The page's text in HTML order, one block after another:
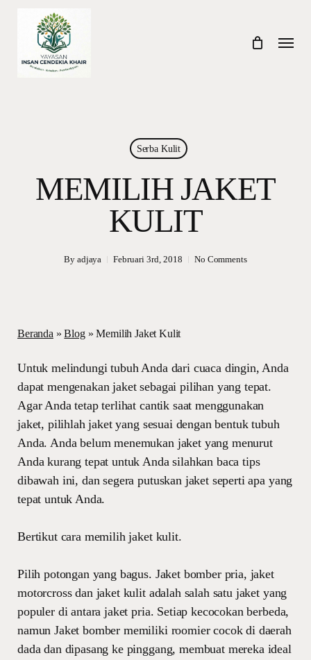
content
Menu
Serba Kulit
MEMILIH JAKET
KULIT
By adjaya Februari 3rd, 2018 No Comments
Beranda »Blog»Memilih Jaket Kulit
Untuk melindungi tubuh Anda dari cuaca dingin, Anda
dapat mengenakan jaket sebagai pilihan yang tepat.
Agar Anda tetap terlihat cantik saat menggunakan
jaket, pilihlah jaket yang sesuai dengan bentuk tubuh
Anda. Anda belum menemukan jaket yang menurut
Anda kurang tepat untuk Anda silahkan baca tips
dibawah ini, dan segera putuskan jaket seperti apa yang
tepat untuk Anda.
Bertikut cara memilih jaket kulit.
Pilih potongan yang bagus. Jaket bomber pria, jaket
motorcross dan jaket kulit adalah salah satu jaket yang
populer di antara jaket pria. Setiap kecocokan berbeda,
namun Jaket bomber memiliki roomier cocok di daerah
dada dan dipasang ke pinggang, membuat mereka ideal